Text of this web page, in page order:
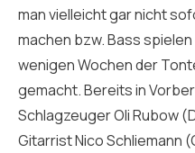
man vielleicht gar nicht
machen bzw. Bass
wenigen Wochen der
gemacht. Bereits in
Schlagzeuger Oli Rubow
Gitarrist Nico Schliemann